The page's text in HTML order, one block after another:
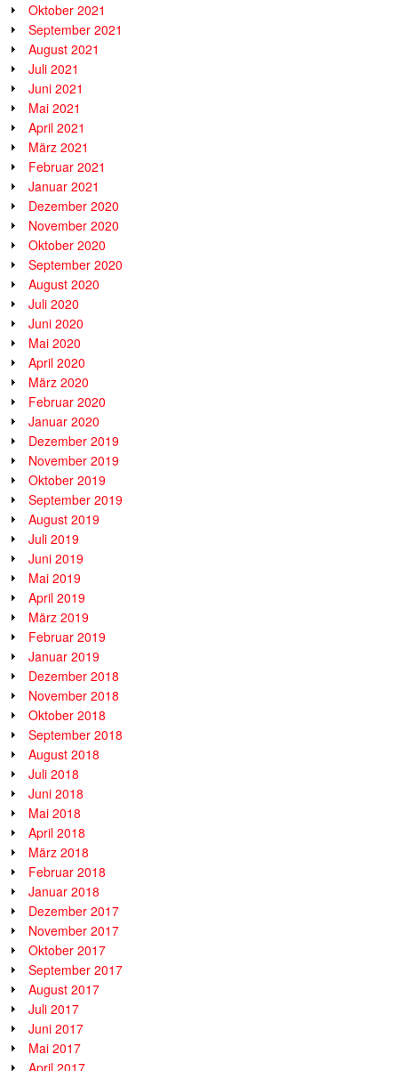
Oktober 2021
September 2021
August 2021
Juli 2021
Juni 2021
Mai 2021
April 2021
März 2021
Februar 2021
Januar 2021
Dezember 2020
November 2020
Oktober 2020
September 2020
August 2020
Juli 2020
Juni 2020
Mai 2020
April 2020
März 2020
Februar 2020
Januar 2020
Dezember 2019
November 2019
Oktober 2019
September 2019
August 2019
Juli 2019
Juni 2019
Mai 2019
April 2019
März 2019
Februar 2019
Januar 2019
Dezember 2018
November 2018
Oktober 2018
September 2018
August 2018
Juli 2018
Juni 2018
Mai 2018
April 2018
März 2018
Februar 2018
Januar 2018
Dezember 2017
November 2017
Oktober 2017
September 2017
August 2017
Juli 2017
Juni 2017
Mai 2017
April 2017